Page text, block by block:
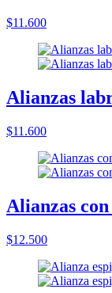
$11.600
Alianzas
$11.600
Alianzas
$12.500